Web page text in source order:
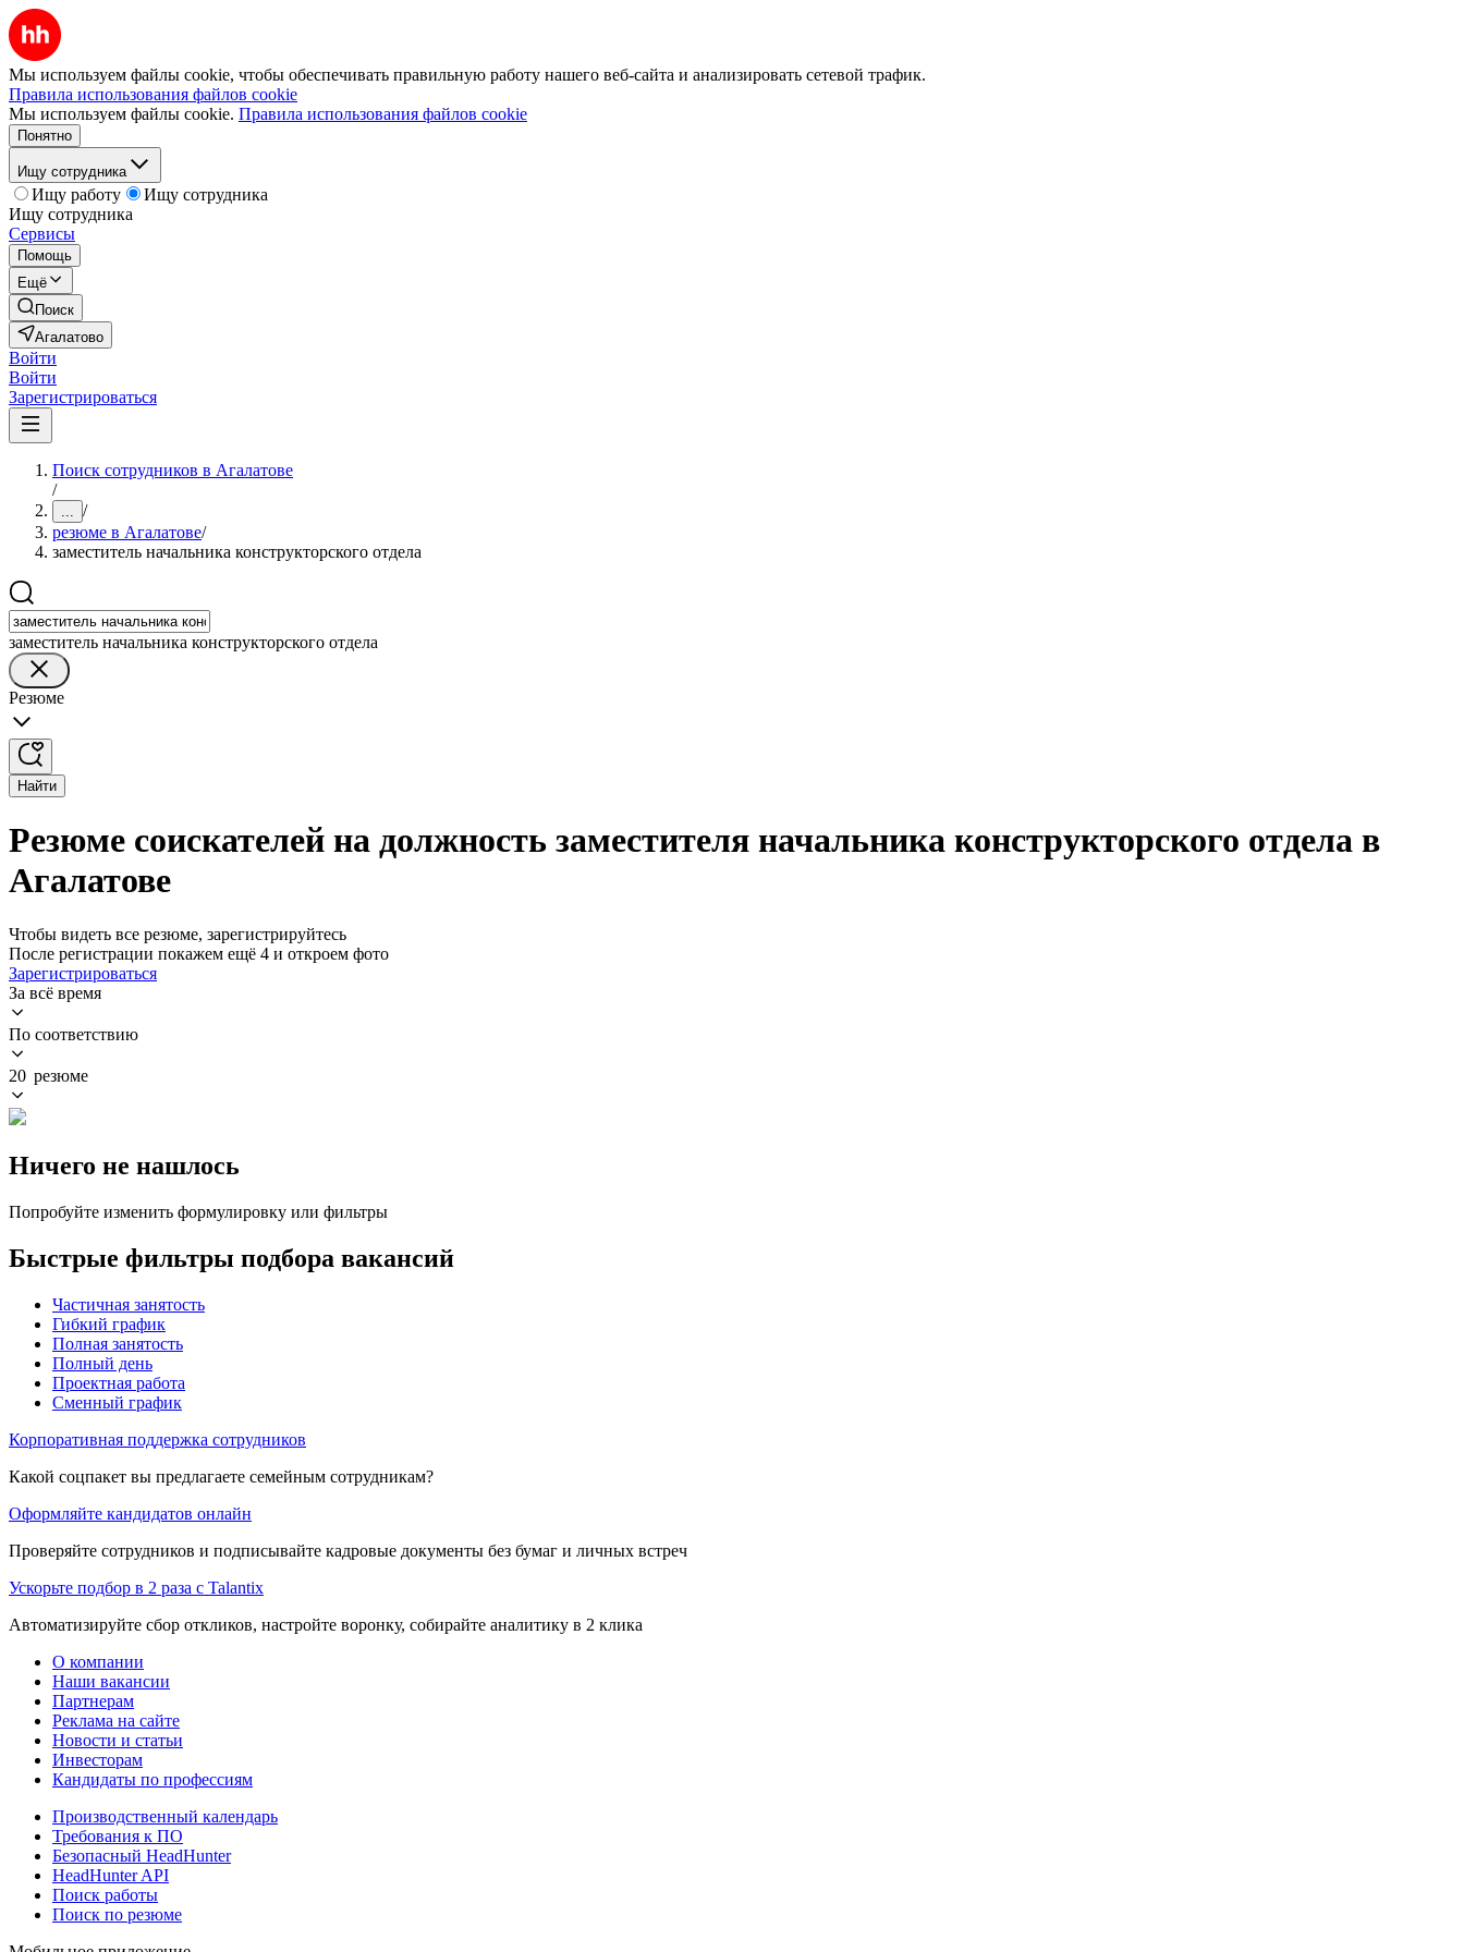
Мы используем файлы cookie, чтобы обеспечивать правильную работу нашего веб-сайта и анализировать сетевой трафик.
Правила использования файлов cookie
Мы используем файлы cookie. Правила использования файлов cookie
Понятно
Ищу сотрудника
Ищу работу
Ищу сотрудника
Ищу сотрудника
Сервисы
Помощь
Ещё
Поиск
Агалатово
Войти
Войти
Зарегистрироваться
Поиск сотрудников в Агалатове
/
... /
резюме в Агалатове/
заместитель начальника конструкторского отдела
заместитель начальника конструкторского отдела
Резюме
Найти
Резюме соискателей на должность заместителя начальника конструкторского отдела в
Агалатове
Чтобы видеть все резюме, зарегистрируйтесь
После регистрации покажем ещё 4 и откроем фото
Зарегистрироваться
За всё время
По соответствию
20 резюме
Ничего не нашлось
Попробуйте изменить формулировку или фильтры
Быстрые фильтры подбора вакансий
Частичная занятость
Гибкий график
Полная занятость
Полный день
Проектная работа
Сменный график
Корпоративная поддержка сотрудников
Какой соцпакет вы предлагаете семейным сотрудникам?
Оформляйте кандидатов онлайн
Проверяйте сотрудников и подписывайте кадровые документы без бумаг и личных встреч
Ускорьте подбор в 2 раза с Talantix
Автоматизируйте сбор откликов, настройте воронку, собирайте аналитику в 2 клика
О компании
Наши вакансии
Партнерам
Реклама на сайте
Новости и статьи
Инвесторам
Кандидаты по профессиям
Производственный календарь
Требования к ПО
Безопасный HeadHunter
HeadHunter API
Поиск работы
Поиск по резюме